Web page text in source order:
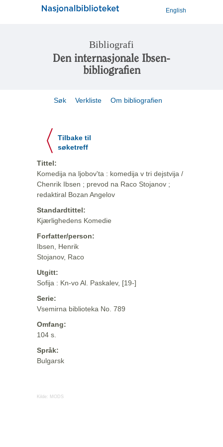
English
Bibliografi
Den internasjonale Ibsen-
bibliografien
Søk Verkliste Om bibliografien
Tilbake til
søketreff
Tittel:
Komedija na ljobov'ta : komedija v tri dejstvija /
Chenrik Ibsen ; prevod na Raco Stojanov ;
redaktiral Bozan Angelov
Standardtittel:
Kjærlighedens Komedie
Forfatter/person:
Ibsen, Henrik
Stojanov, Raco
Utgitt:
Sofija : Kn-vo Al. Paskalev, [19-]
Serie:
Vsemirna biblioteka No. 789
Omfang:
104 s.
Språk:
Bulgarsk
Kilde: MODS